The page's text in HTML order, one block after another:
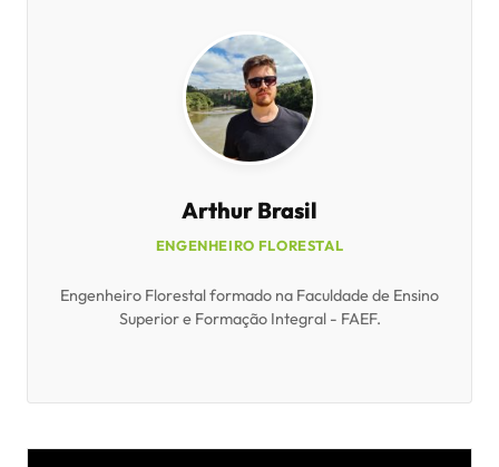
Arthur Brasil
ENGENHEIRO FLORESTAL
Engenheiro Florestal formado na Faculdade de Ensino
Superior e Formação Integral - FAEF.